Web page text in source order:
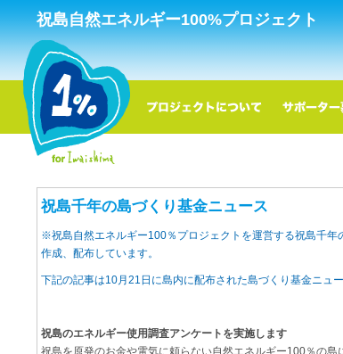
祝島自然エネルギー100%プロジェクト
祝島千年の島づくり基金ニュース
※祝島自然エネルギー100％プロジェクトを運営する祝島千年
作成、配布しています。
下記の記事は10月21日に島内に配布された島づくり基金ニュ
祝島のエネルギー使用調査アンケートを実施します
祝島を原発のお金や電気に頼らない自然エネルギー100％の